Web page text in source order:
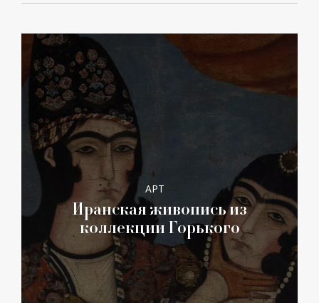
АРТ
Иранская живопись из
коллекции Горького